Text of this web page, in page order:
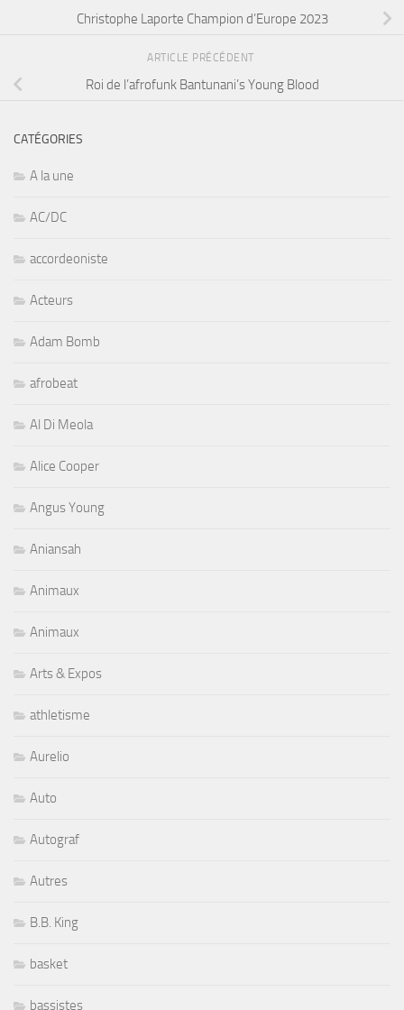
Christophe Laporte Champion d’Europe 2023
ARTICLE PRÉCÉDENT
Roi de l’afrofunk Bantunani’s Young Blood
CATÉGORIES
A la une
AC/DC
accordeoniste
Acteurs
Adam Bomb
afrobeat
Al Di Meola
Alice Cooper
Angus Young
Aniansah
Animaux
Animaux
Arts & Expos
athletisme
Aurelio
Auto
Autograf
Autres
B.B. King
basket
bassistes